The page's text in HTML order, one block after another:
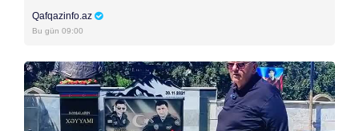
Qafqazinfo.az
Bu gün 09:00